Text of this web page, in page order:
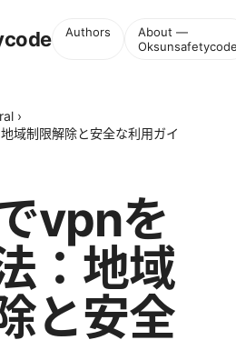
Authors
About —
›
域制限解除と安全な利用ガイ
vpnを
：地域
と安全